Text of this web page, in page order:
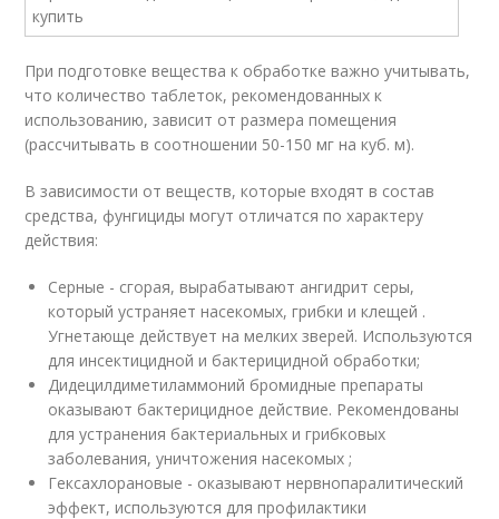
При подготовке вещества к обработке важно учитывать,
что количество таблеток, рекомендованных к
использованию, зависит от размера помещения
(рассчитывать в соотношении 50-150 мг на куб. м).
В зависимости от веществ, которые входят в состав
средства, фунгициды могут отличатся по характеру
действия:
Серные - сгорая, вырабатывают ангидрит серы,
который устраняет насекомых, грибки и клещей .
Угнетающе действует на мелких зверей. Используются
для инсектицидной и бактерицидной обработки;
Дидецилдиметиламмоний бромидные препараты
оказывают бактерицидное действие. Рекомендованы
для устранения бактериальных и грибковых
заболевания, уничтожения насекомых ;
Гексахлорановые - оказывают нервнопаралитический
эффект, используются для профилактики